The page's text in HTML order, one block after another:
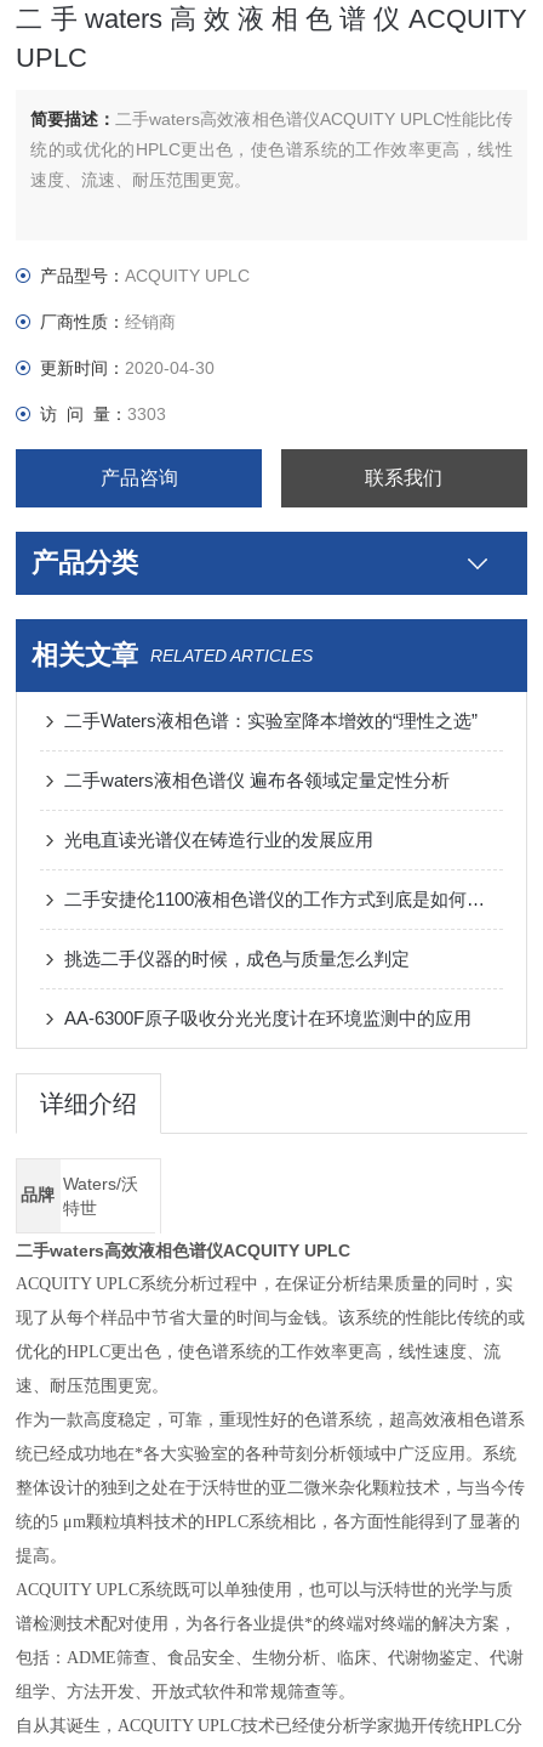
二手waters高效液相色谱仪ACQUITY
UPLC
简要描述： 二手waters高效液相色谱仪ACQUITY UPLC性能比传
统的或优化的HPLC更出色，使色谱系统的工作效率更高，线性
速度、流速、耐压范围更宽。
产品型号：ACQUITY UPLC
厂商性质：经销商
更新时间： 2020-04-30
访 问 量：3303
产品咨询 联系我们
产品分类
相关文章 RELATED ARTICLES
二手Waters液相色谱：实验室降本增效的“理性之选”
二手waters液相色谱仪 遍布各领域定量定性分析
光电直读光谱仪在铸造行业的发展应用
二手安捷伦1100液相色谱仪的工作方式到底是如何的呢？
挑选二手仪器的时候，成色与质量怎么判定
AA-6300F原子吸收分光光度计在环境监测中的应用
详细介绍
品牌
Waters/沃
特世
二手waters高效液相色谱仪ACQUITY UPLC
ACQUITY UPLC系统分析过程中，在保证分析结果质量的同时，实
现了从每个样品中节省大量的时间与金钱。该系统的性能比传统的或
优化的HPLC更出色，使色谱系统的工作效率更高，线性速度、流
速、耐压范围更宽。
作为一款高度稳定，可靠，重现性好的色谱系统，超高效液相色谱系
统已经成功地在*各大实验室的各种苛刻分析领域中广泛应用。系统
整体设计的独到之处在于沃特世的亚二微米杂化颗粒技术，与当今传
统的5 μm颗粒填料技术的HPLC系统相比，各方面性能得到了显著的
提高。
ACQUITY UPLC系统既可以单独使用，也可以与沃特世的光学与质
谱检测技术配对使用，为各行各业提供*的终端对终端的解决方案，
包括：ADME筛查、食品安全、生物分析、临床、代谢物鉴定、代谢
组学、方法开发、开放式软件和常规筛查等。
自从其诞生，ACQUITY UPLC技术已经使分析学家抛开传统HPLC分